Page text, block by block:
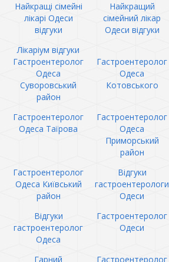
Найкращі сімейні
лікарі Одеси
відгуки
Найкращий
сімейний лікар
Одеси відгуки
Лікаріум відгуки
Гастроентеролог
Одеса
Суворовський
район
Гастроентеролог
Одеса
Котовського
Гастроентеролог
Одеса Таїрова
Гастроентеролог
Одеса
Приморський
район
Гастроентеролог
Одеса Київський
район
Відгуки
гастроентерологи
Одеси
Відгуки
гастроентеролог
Одеса
Гастроентеролог
Одеси
Гарний Гастроентеролог